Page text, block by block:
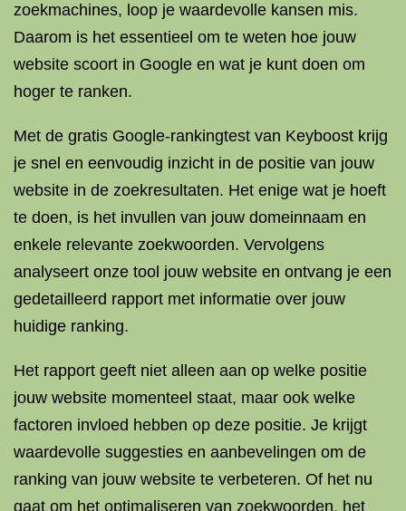
zoekmachines, loop je waardevolle kansen mis.
Daarom is het essentieel om te weten hoe jouw
website scoort in Google en wat je kunt doen om
hoger te ranken.
Met de gratis Google-rankingtest van Keyboost krijg
je snel en eenvoudig inzicht in de positie van jouw
website in de zoekresultaten. Het enige wat je hoeft
te doen, is het invullen van jouw domeinnaam en
enkele relevante zoekwoorden. Vervolgens
analyseert onze tool jouw website en ontvang je een
gedetailleerd rapport met informatie over jouw
huidige ranking.
Het rapport geeft niet alleen aan op welke positie
jouw website momenteel staat, maar ook welke
factoren invloed hebben op deze positie. Je krijgt
waardevolle suggesties en aanbevelingen om de
ranking van jouw website te verbeteren. Of het nu
gaat om het optimaliseren van zoekwoorden, het